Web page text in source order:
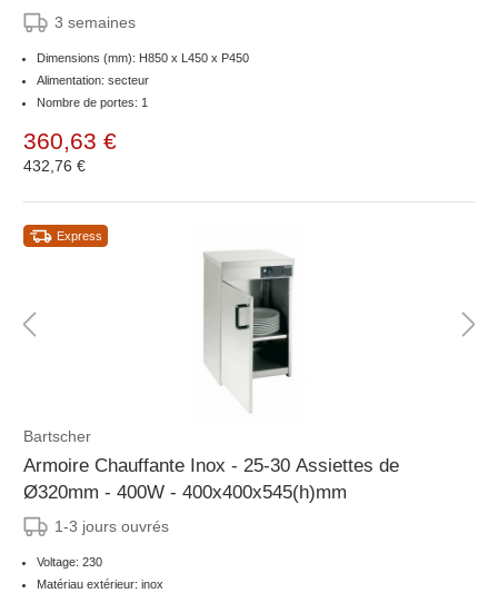
3 semaines
Dimensions (mm): H850 x L450 x P450
Alimentation: secteur
Nombre de portes: 1
360,63 €
432,76 €
Express
Bartscher
Armoire Chauffante Inox - 25-30 Assiettes de
Ø320mm - 400W - 400x400x545(h)mm
1-3 jours ouvrés
Voltage: 230
Matériau extérieur: inox